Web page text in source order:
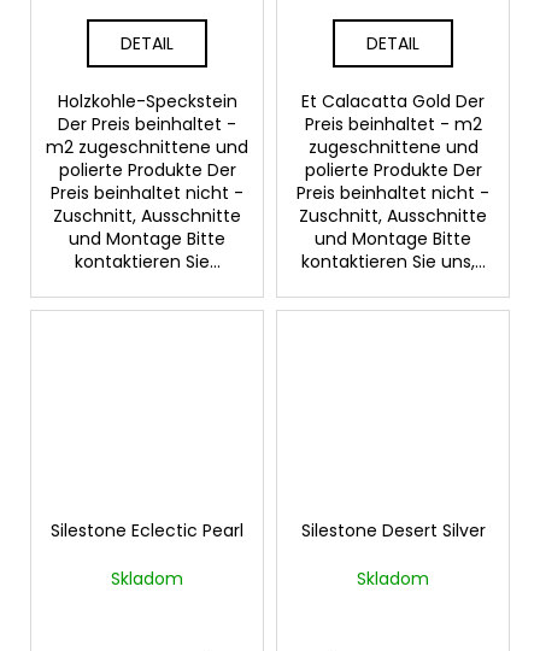
DETAIL
Holzkohle-Speckstein
Der Preis beinhaltet -
m2 zugeschnittene und
polierte Produkte Der
Preis beinhaltet nicht -
Zuschnitt, Ausschnitte
und Montage Bitte
kontaktieren Sie...
DETAIL
Et Calacatta Gold Der
Preis beinhaltet - m2
zugeschnittene und
polierte Produkte Der
Preis beinhaltet nicht -
Zuschnitt, Ausschnitte
und Montage Bitte
kontaktieren Sie uns,...
Silestone Eclectic Pearl
Skladom
Silestone Desert Silver
Skladom